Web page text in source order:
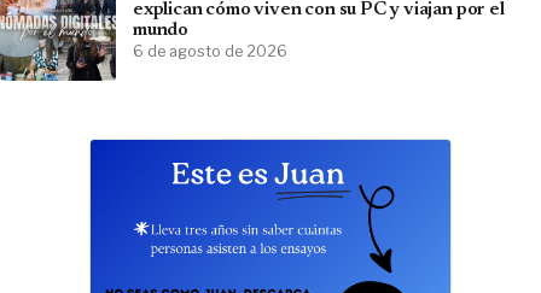
explican cómo viven con su PC y viajan por el
mundo
6 de agosto de 2026